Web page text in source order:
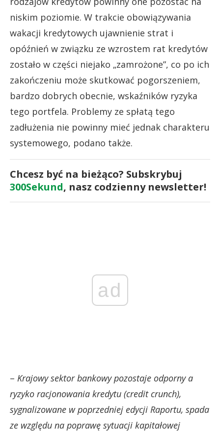
niskim poziomie. W trakcie obowiązywania
wakacji kredytowych ujawnienie strat i
opóźnień w związku ze wzrostem rat kredytów
zostało w części niejako „zamrożone”, co po ich
zakończeniu może skutkować pogorszeniem,
bardzo dobrych obecnie, wskaźników ryzyka
tego portfela. Problemy ze spłatą tego
zadłużenia nie powinny mieć jednak charakteru
systemowego, podano także.
Chcesz być na bieżąco? Subskrybuj
300Sekund, nasz codzienny newsletter!
ad
– Krajowy sektor bankowy pozostaje odporny a
ryzyko racjonowania kredytu (credit crunch),
sygnalizowane w poprzedniej edycji Raportu, spada
ze względu na poprawę sytuacji kapitałowej